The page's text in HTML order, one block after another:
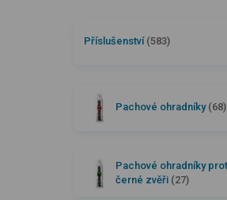
Příslušenství (583)
Pachové ohradníky (68)
Pachové ohradníky
černé zvěři (27)